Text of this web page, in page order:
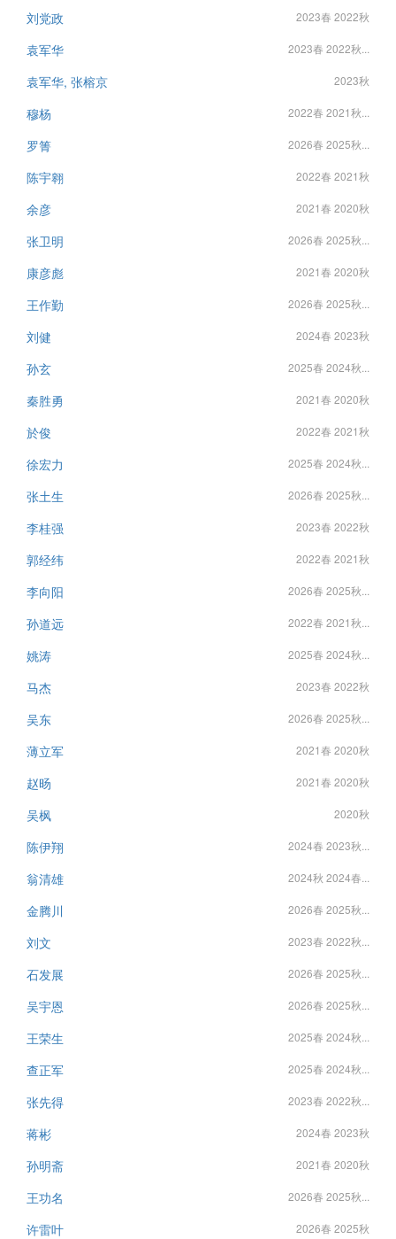
刘党政 2023春 2022秋
袁军华 2023春 2022秋...
袁军华, 张榕京 2023秋
穆杨 2022春 2021秋...
罗箐 2026春 2025秋...
陈宇翱 2022春 2021秋
余彦 2021春 2020秋
张卫明 2026春 2025秋...
康彦彪 2021春 2020秋
王作勤 2026春 2025秋...
刘健 2024春 2023秋
孙玄 2025春 2024秋...
秦胜勇 2021春 2020秋
於俊 2022春 2021秋
徐宏力 2025春 2024秋...
张土生 2026春 2025秋...
李桂强 2023春 2022秋
郭经纬 2022春 2021秋
李向阳 2026春 2025秋...
孙道远 2022春 2021秋...
姚涛 2025春 2024秋...
马杰 2023春 2022秋
吴东 2026春 2025秋...
薄立军 2021春 2020秋
赵旸 2021春 2020秋
吴枫 2020秋
陈伊翔 2024春 2023秋...
翁清雄 2024秋 2024春...
金腾川 2026春 2025秋...
刘文 2023春 2022秋...
石发展 2026春 2025秋...
吴宇恩 2026春 2025秋...
王荣生 2025春 2024秋...
查正军 2025春 2024秋...
张先得 2023春 2022秋...
蒋彬 2024春 2023秋
孙明斋 2021春 2020秋
王功名 2026春 2025秋...
许雷叶 2026春 2025秋